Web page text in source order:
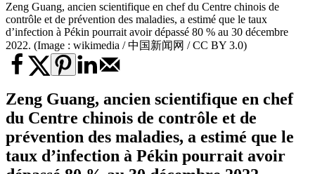
Zeng Guang, ancien scientifique en chef du Centre chinois de
contrôle et de prévention des maladies, a estimé que le taux
d’infection à Pékin pourrait avoir dépassé 80 % au 30 décembre
2022. (Image : wikimedia / 中国新闻网 / CC BY 3.0)
Zeng Guang, ancien scientifique en chef
du Centre chinois de contrôle et de
prévention des maladies, a estimé que le
taux d’infection à Pékin pourrait avoir